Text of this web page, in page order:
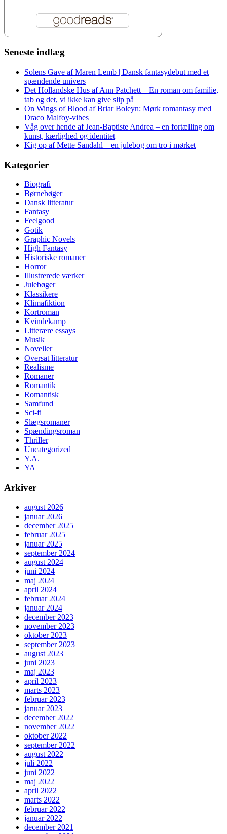
Seneste indlæg
Solens Gave af Maren Lemb | Dansk fantasydebut med et
spændende univers
Det Hollandske Hus af Ann Patchett – En roman om familie,
tab og det, vi ikke kan give slip på
On Wings of Blood af Briar Boleyn: Mørk romantasy med
Draco Malfoy-vibes
Våg over hende af Jean-Baptiste Andrea – en fortælling om
kunst, kærlighed og identitet
Kig op af Mette Sandahl – en julebog om tro i mørket
Kategorier
Biografi
Børnebøger
Dansk litteratur
Fantasy
Feelgood
Gotik
Graphic Novels
High Fantasy
Historiske romaner
Horror
Illustrerede værker
Julebøger
Klassikere
Klimafiktion
Kortroman
Kvindekamp
Litterære essays
Musik
Noveller
Oversat litteratur
Realisme
Romaner
Romantik
Romantisk
Samfund
Sci-fi
Slægsromaner
Spændingsroman
Thriller
Uncategorized
Y.A.
YA
Arkiver
august 2026
januar 2026
december 2025
februar 2025
januar 2025
september 2024
august 2024
juni 2024
maj 2024
april 2024
februar 2024
januar 2024
december 2023
november 2023
oktober 2023
september 2023
august 2023
juni 2023
maj 2023
april 2023
marts 2023
februar 2023
januar 2023
december 2022
november 2022
oktober 2022
september 2022
august 2022
juli 2022
juni 2022
maj 2022
april 2022
marts 2022
februar 2022
januar 2022
december 2021